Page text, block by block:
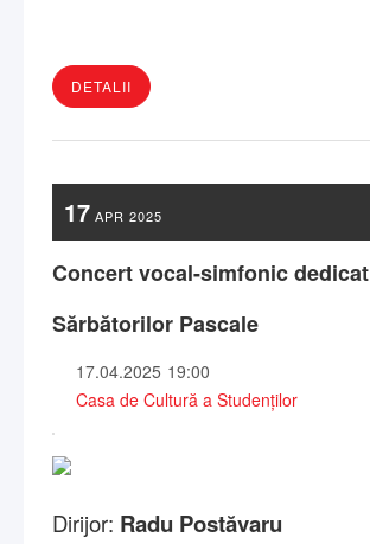
DETALII
17 APR 2025
Concert vocal-simfonic dedicat
Sărbătorilor Pascale
17.04.2025 19:00
Casa de Cultură a Studenților
Dirijor: Radu Postăvaru